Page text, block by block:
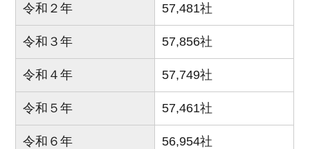
令和２年 57,481社
令和３年 57,856社
令和４年 57,749社
令和５年 57,461社
令和６年
56,954社